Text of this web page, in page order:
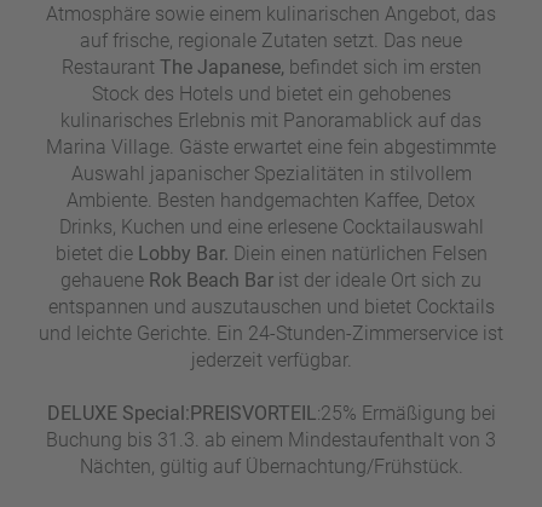
Atmosphäre sowie einem kulinarischen Angebot, das
auf frische, regionale Zutaten setzt. Das neue
Restaurant The Japanese, befindet sich im ersten
Stock des Hotels und bietet ein gehobenes
kulinarisches Erlebnis mit Panoramablick auf das
Marina Village. Gäste erwartet eine fein abgestimmte
Auswahl japanischer Spezialitäten in stilvollem
Ambiente. Besten handgemachten Kaffee, Detox
Drinks, Kuchen und eine erlesene Cocktailauswahl
bietet die Lobby Bar. Diein einen natürlichen Felsen
gehauene Rok Beach Bar ist der ideale Ort sich zu
entspannen und auszutauschen und bietet Cocktails
und leichte Gerichte. Ein 24-Stunden-Zimmerservice ist
jederzeit verfügbar.
DELUXE Special:PREISVORTEIL:25% Ermäßigung bei
Buchung bis 31.3. ab einem Mindestaufenthalt von 3
Nächten, gültig auf Übernachtung/Frühstück.